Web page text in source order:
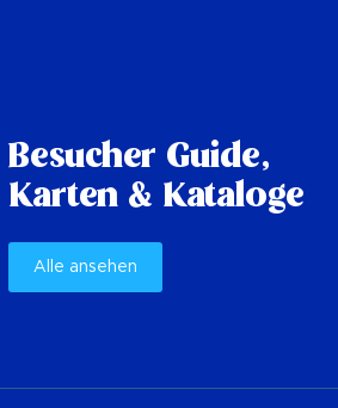
Besucher Guide,
Karten & Kataloge
Alle ansehen